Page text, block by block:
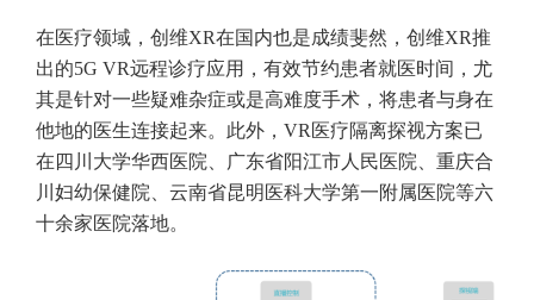
在医疗领域，创维XR在国内也是成绩斐然，创维XR推
出的5G VR远程诊疗应用，有效节约患者就医时间，尤
其是针对一些疑难杂症或是高难度手术，将患者与身在
他地的医生连接起来。此外，VR医疗隔离探视方案已
在四川大学华西医院、广东省阳江市人民医院、重庆合
川妇幼保健院、云南省昆明医科大学第一附属医院等六
十余家医院落地。